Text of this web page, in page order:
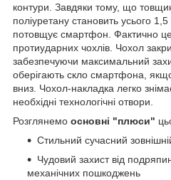
контури. Завдяки тому, що
поліуретану становить усього
потовщує смартфон. Фактично
протиударних чохлів. Чохол
забезпечуючи максимальний
оберігають скло смартфона,
вниз. Чохол-накладка легко
необхідні технологічні отвори.
Розглянемо основні "плюси"
Стильний сучасний
Чудовий захист від
механічних пошкоджень